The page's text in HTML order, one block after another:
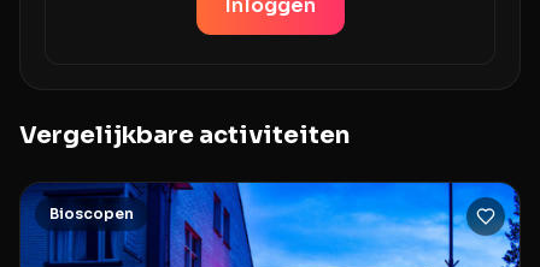
Inloggen
Vergelijkbare activiteiten
Bioscopen